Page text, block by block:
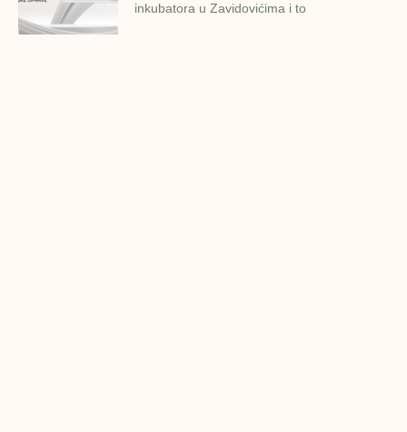
inkubatora u Zavidovićima i to